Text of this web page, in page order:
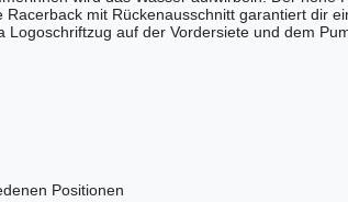
mit Rückenausschnitt garantiert dir
auf der Vordersiete und dem
Positionen